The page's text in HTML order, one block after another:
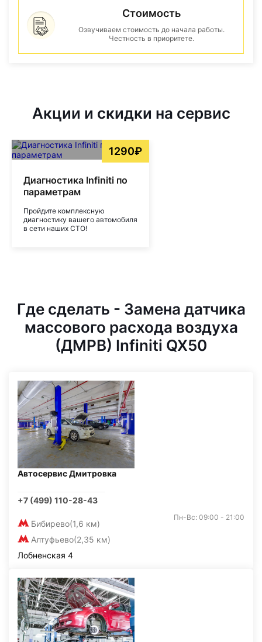
Стоимость
Озвучиваем стоимость до начала работы.
Честность в приоритете.
Акции и скидки на сервис
1290₽
Диагностика Infiniti по
параметрам
Пройдите комплексную
диагностику вашего автомобиля
в сети наших СТО!
Где сделать - Замена датчика
массового расхода воздуха
(ДМРВ) Infiniti QX50
Автосервис Дмитровка
+7 (499) 110-28-43
Бибирево(1,6 км)
Алтуфьево(2,35 км)
Пн-Вс: 09:00 - 21:00
Лобненская 4